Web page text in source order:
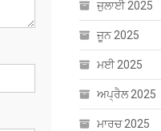
ਜੁਲਾਈ 2025
ਜੂਨ 2025
ਮਈ 2025
ਅਪ੍ਰੈਲ 2025
ਮਾਰਚ 2025